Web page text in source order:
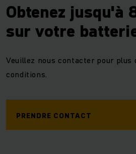
Obtenez jusqu'à
sur votre
Veuillez nous contacter pour
conditions.
PRENDRE CONTACT